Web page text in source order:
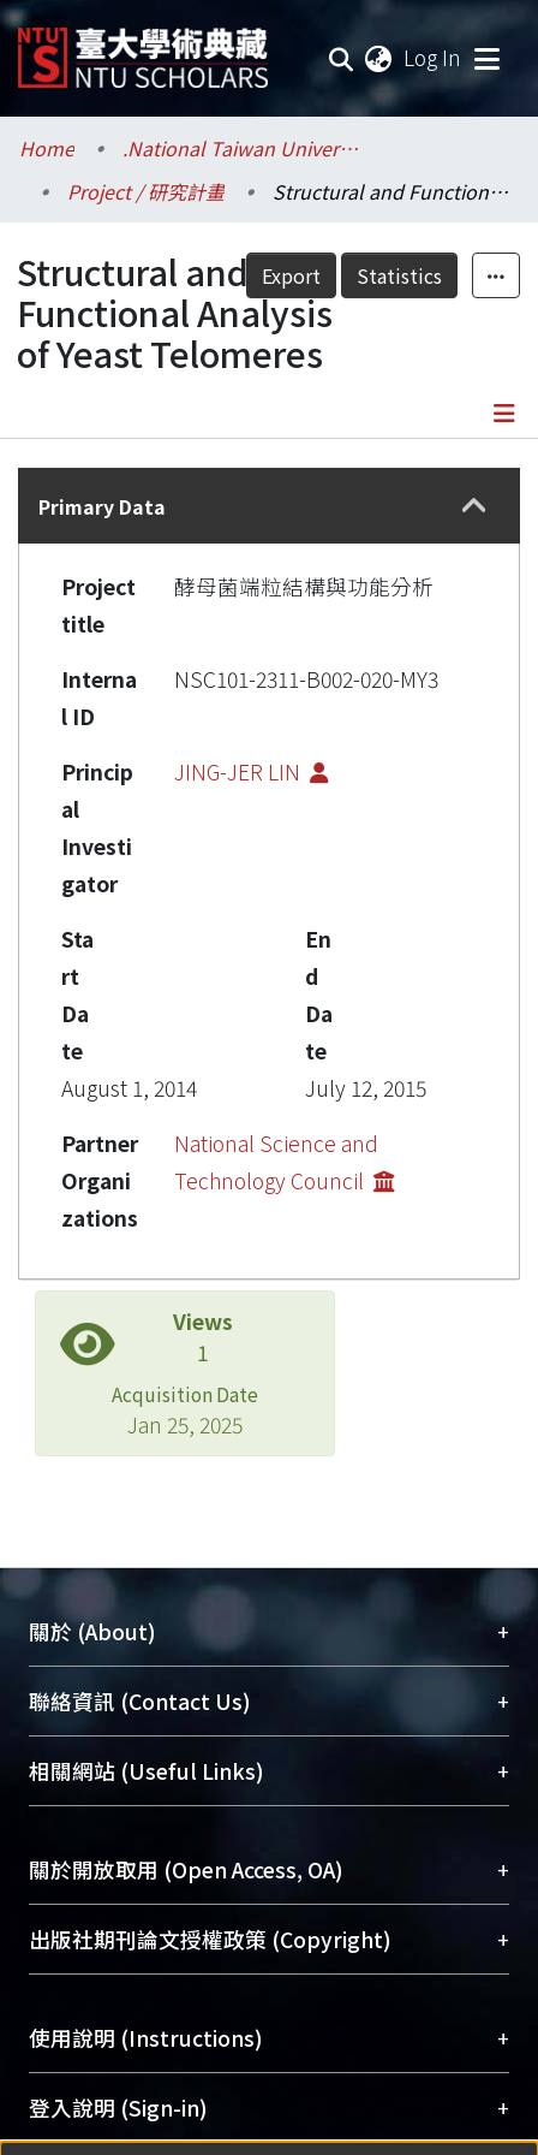
Log In
Communities & Collections
Research Outputs
Fundings & Projects
Researchers
Statistics
Home
.National Taiwan University / 國立臺灣大學
Project / 研究計畫
Structural and Functional Analysis of Yeast Telomeres
Export Statistics
Structural and
Functional Analysis
of Yeast Telomeres
Details
Primary Data
Project
title
酵母菌端粒結構與功能分析
Interna
l ID
NSC101-2311-B002-020-MY3
Princip
al
Investi
gator
JING-JER LIN
Sta
rt
Da
te
August 1, 2014
En
d
Da
te
July 12, 2015
Partner
Organi
zations
National Science and
Technology Council
Views
1
Acquisition Date
Jan 25, 2025
關於 (About) +
臺大位居世界頂尖大學之列，為永久珍藏及向國際
展現本校豐碩的研究成果及學術能量，圖書館整合
機構典藏（NTUR）與學術庫（AH）不同功能平
台，成為臺大學術典藏NTU scholars。期能整合研
成果。
To permanently archive and promote researcher
profiles and scholarly works, Library integrates the
services of “NTU Repository” with “Academic
聯絡資訊 (Contact Us) +
總館學科館員(Main Library)
醫學圖書館學科館員(Medical Library)
Sciences Library)
相關網站 (Useful Links) +
關於開放取用 (Open Access, OA) +
開放取用是從使用者角度提升資訊取用性的社會運
動，應用在學術研究上是透過將研究著作公開供使
用逐年攀升。同時可加速研究發展、提升研究影響
Archive）平台。 （點選深入了解OA）
出版社期刊論文授權政策 (Copyright) +
含部分內容的版權非匯入者所有，或由第三方贊
助與合作完成，請確認該版權所有者及第三方同
意提供此授權。
Please represent that the submission is your
使用說明 (Instructions) +
網站簡介(Quickstart Guide)
使用手冊(Instruction Manual)
登入說明 (Sign-in) +